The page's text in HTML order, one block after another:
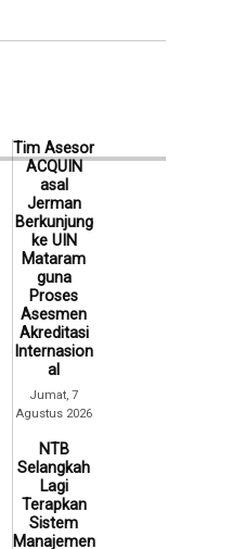
Tim Asesor
ACQUIN
asal
Jerman
Berkunjung
ke UIN
Mataram
guna
Proses
Asesmen
Akreditasi
Internasion
al
Jumat, 7
Agustus 2026
NTB
Selangkah
Lagi
Terapkan
Sistem
Manajemen